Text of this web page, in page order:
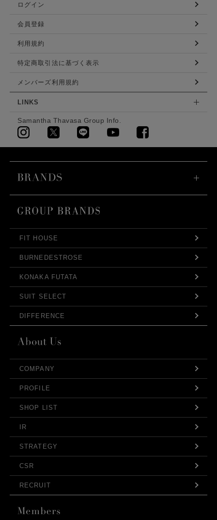
ログイン
会員登録
利用規約
特定商取引法に基づく表示
メンバーズ利用規約
LINKS
Samantha Thavasa Group Info.
FIT HOUSE
BURNEDESTROSE
KONAKA FUTATA
SUIT SELECT
DIFFERENCE
COMPANY
PROFILE
SHOP LIST
IR
STRATEGY
CSR
RECRUIT